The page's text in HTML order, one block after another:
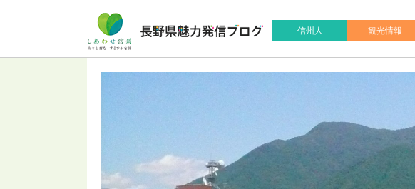
信州人
観光情報